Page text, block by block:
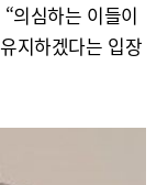
의심하는 이들이
지하겠다는 입장